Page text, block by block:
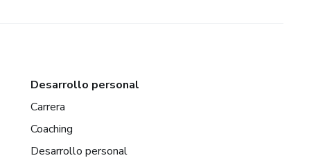
Desarrollo personal
Carrera
Coaching
Desarrollo personal